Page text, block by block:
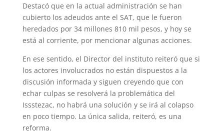
Destacó que en la actual administración se han
cubierto los adeudos ante el SAT, que le fueron
heredados por 34 millones 810 mil pesos, y hoy se
está al corriente, por mencionar algunas acciones.
En ese sentido, el Director del instituto reiteró que si
los actores involucrados no están dispuestos a la
discusión informada y siguen creyendo que con
echar culpas se resolverá la problemática del
Issstezac, no habrá una solución y se irá al colapso
en poco tiempo. La única salida, reiteró, es una
reforma.